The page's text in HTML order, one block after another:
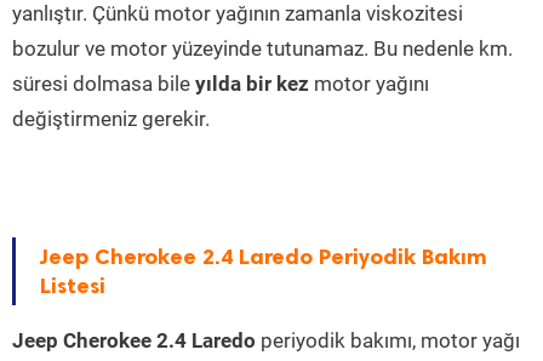
yanlıştır. Çünkü motor yağının zamanla viskozitesi
bozulur ve motor yüzeyinde tutunamaz. Bu nedenle km.
süresi dolmasa bile yılda bir kez motor yağını
değiştirmeniz gerekir.
Jeep Cherokee 2.4 Laredo Periyodik Bakım
Listesi
Jeep Cherokee 2.4 Laredo periyodik bakımı, motor yağı